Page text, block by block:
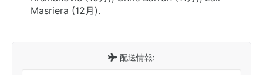
Masriera (12月).
配送情報: